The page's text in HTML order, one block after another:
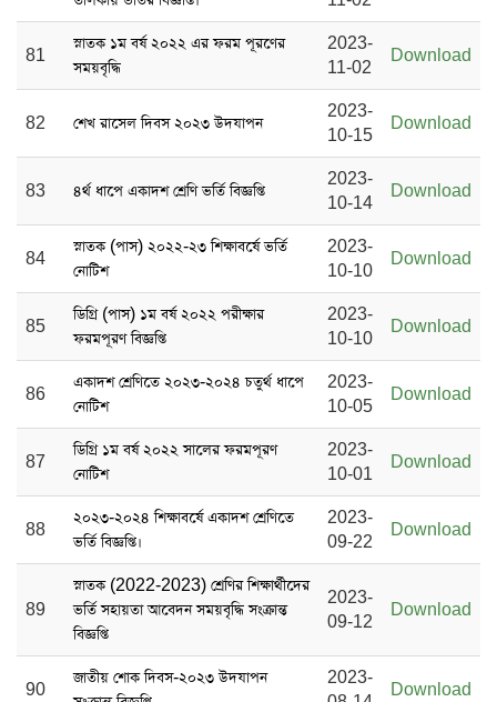
81
স্নাতক ১ম বর্ষ ২০২২ এর ফরম পূরণের
সময়বৃদ্ধি
2023-
11-02
Download
82 শেখ রাসেল দিবস ২০২৩ উদযাপন
2023-
10-15
Download
83 ৪র্থ ধাপে একাদশ শ্রেণি ভর্তি বিজ্ঞপ্তি
2023-
10-14
Download
84
স্নাতক (পাস) ২০২২-২৩ শিক্ষাবর্ষে ভর্তি
নোটিশ
2023-
10-10
Download
85
ডিগ্রি (পাস) ১ম বর্ষ ২০২২ পরীক্ষার
ফরমপূরণ বিজ্ঞপ্তি
2023-
10-10
Download
86
একাদশ শ্রেণিতে ২০২৩-২০২৪ চতুর্থ ধাপে
নোটিশ
2023-
10-05
Download
87
ডিগ্রি ১ম বর্ষ ২০২২ সালের ফরমপূরণ
নোটিশ
2023-
10-01
Download
88
২০২৩-২০২৪ শিক্ষাবর্ষে একাদশ শ্রেণিতে
ভর্তি বিজ্ঞপ্তি।
2023-
09-22
Download
89
স্নাতক (2022-2023) শ্রেণির শিক্ষার্থীদের
ভর্তি সহায়তা আবেদন সময়বৃদ্ধি সংক্রান্ত
বিজ্ঞপ্তি
2023-
09-12
Download
90
জাতীয় শোক দিবস-২০২৩ উদযাপন
2023-
Download